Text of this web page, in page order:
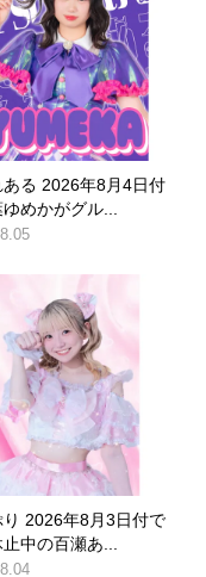
ある 2026年8月4日付
めかがグル...
り 2026年8月3日付で
中の百瀬あ...